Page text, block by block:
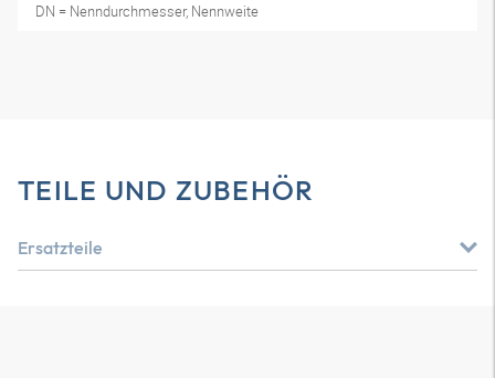
DN = Nenndurchmesser, Nennweite
TEILE UND ZUBEHÖR
Ersatzteile